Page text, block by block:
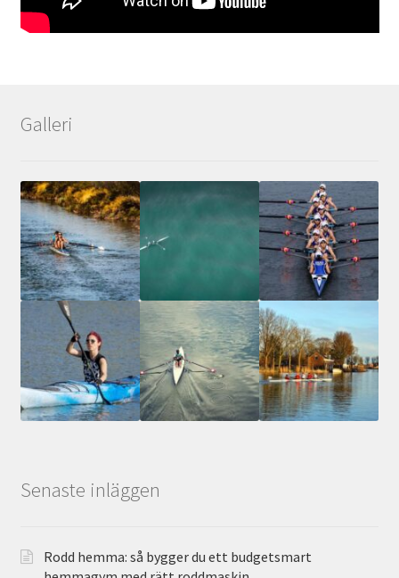
Galleri
Senaste inläggen
Rodd hemma: så bygger du ett budgetsmart